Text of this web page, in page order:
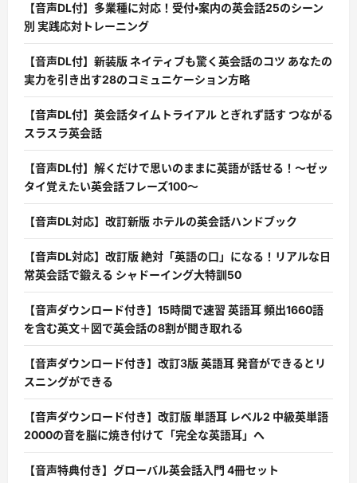
【音声DL付】多業種に対応！受付・案内の英会話25のシーン
別 実践応対トレーニング
【音声DL付】新装版 ネイティブも驚く英会話のコツ あなたの
実力を引き出す28のコミュニケーション方略
【音声DL付】英会話タイムトライアル とぎれず話す つながる
スラスラ英会話
【音声DL付】解くだけで思いのままに英語が話せる！〜ゼッ
タイ覚えたい英会話フレーズ100〜
【音声DL対応】改訂新版 ホテルの英会話ハンドブック
【音声DL対応】改訂版 絶対「英語の口」になる！リアルな日
常英会話で鍛える シャドーイング大特訓50
【音声ダウンロード付き】15時間で速習 英語耳 頻出1660語
を含む英文＋図で英会話の8割が聞き取れる
【音声ダウンロード付き】改訂3版 英語耳 発音ができるとリ
スニングができる
【音声ダウンロード付き】改訂版 単語耳 レベル2 中級英単語
2000の音を脳に焼き付けて「完全な英語耳」へ
【音声特典付き】グローバル英会話入門 4冊セット